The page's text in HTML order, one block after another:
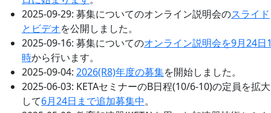
2025-09-29: 募集についてのオンライン説明会のスライド
とビデオを公開しました。
2025-09-16: 募集についてのオンライン説明会を9月24日
時から行います。
2025-09-04: 2026(R8)年度の募集を開始しました。
2025-06-03: KETAセミナーのB日程(10/6-10)の定員を拡大
して6月24日まで追加募集中。